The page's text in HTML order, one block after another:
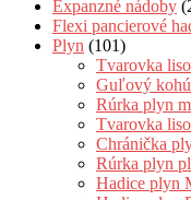
Expanzné nádoby
Flexi pancierové
Plyn (101)
Tvarovka
Guľový
Rúrka plyn
Tvarovka
Chránička
Rúrka plyn
Hadice plyn